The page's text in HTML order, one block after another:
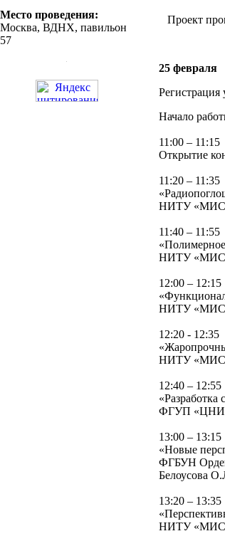
Место проведения:
Москва, ВДНХ, павильон
57
Проект
25 февраля
Регистрация
Начало
11:00 – 11:15
Открытие
11:20 – 11:35
НИТУ
11:40 – 11:55
НИТУ
12:00 – 12:15
НИТУ
12:20 - 12:35
НИТУ
12:40 – 12:55
ФГУП «ЦНИИ
13:00 – 13:15
«Новые
ФГБУН
Белоусова
13:20 – 13:35
НИТУ